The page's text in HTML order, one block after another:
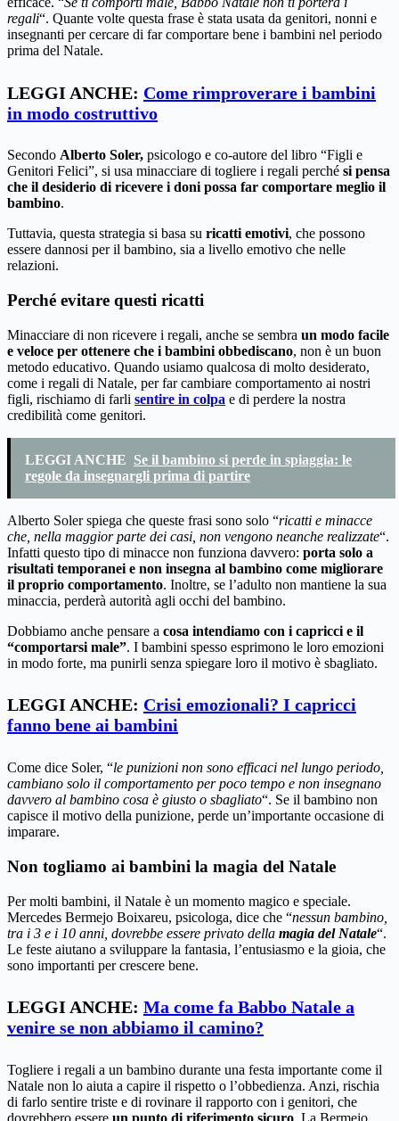
regali“. Quante volte questa frase è stata usata da genitori, nonni e
insegnanti per cercare di far comportare bene i bambini nel periodo
prima del Natale.
LEGGI ANCHE: Come rimproverare i bambini
in modo costruttivo
Secondo Alberto Soler, psicologo e co-autore del libro “Figli e
Genitori Felici”, si usa minacciare di togliere i regali perché si pensa
che il desiderio di ricevere i doni possa far comportare meglio il
bambino.
Tuttavia, questa strategia si basa su ricatti emotivi, che possono
essere dannosi per il bambino, sia a livello emotivo che nelle
relazioni.
Perché evitare questi ricatti
Minacciare di non ricevere i regali, anche se sembra un modo facile
e veloce per ottenere che i bambini obbediscano, non è un buon
metodo educativo. Quando usiamo qualcosa di molto desiderato,
come i regali di Natale, per far cambiare comportamento ai nostri
figli, rischiamo di farli sentire in colpa e di perdere la nostra
credibilità come genitori.
LEGGI ANCHE Se il bambino si perde in spiaggia: le
regole da insegnargli prima di partire
Alberto Soler spiega che queste frasi sono solo “ricatti e minacce
che, nella maggior parte dei casi, non vengono neanche realizzate“.
Infatti questo tipo di minacce non funziona davvero: porta solo a
risultati temporanei e non insegna al bambino come migliorare
il proprio comportamento. Inoltre, se l’adulto non mantiene la sua
minaccia, perderà autorità agli occhi del bambino.
Dobbiamo anche pensare a cosa intendiamo con i capricci e il
“comportarsi male”. I bambini spesso esprimono le loro emozioni
in modo forte, ma punirli senza spiegare loro il motivo è sbagliato.
LEGGI ANCHE: Crisi emozionali? I capricci
fanno bene ai bambini
Come dice Soler, “le punizioni non sono efficaci nel lungo periodo,
cambiano solo il comportamento per poco tempo e non insegnano
davvero al bambino cosa è giusto o sbagliato“. Se il bambino non
capisce il motivo della punizione, perde un’importante occasione di
imparare.
Non togliamo ai bambini la magia del Natale
Per molti bambini, il Natale è un momento magico e speciale.
Mercedes Bermejo Boixareu, psicologa, dice che “nessun bambino,
tra i 3 e i 10 anni, dovrebbe essere privato della magia del Natale“.
Le feste aiutano a sviluppare la fantasia, l’entusiasmo e la gioia, che
sono importanti per crescere bene.
LEGGI ANCHE: Ma come fa Babbo Natale a
venire se non abbiamo il camino?
Togliere i regali a un bambino durante una festa importante come il
Natale non lo aiuta a capire il rispetto o l’obbedienza. Anzi, rischia
di farlo sentire triste e di rovinare il rapporto con i genitori, che
dovrebbero essere un punto di riferimento sicuro . La Bermejo